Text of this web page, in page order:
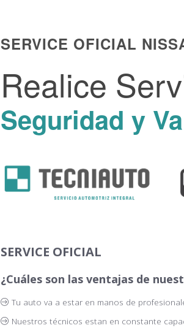
SERVICE OFICIAL
Realice
Seguridad y
SERVICE OFICIAL
¿Cuáles son las ventajas de
Tu auto va a estar en manos de
Nuestros técnicos estan en constante